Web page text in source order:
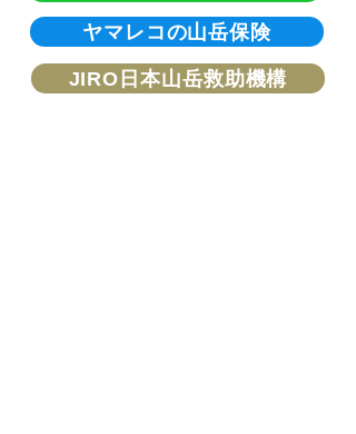
ヤマレコの山岳保険
JIRO日本山岳救助機構